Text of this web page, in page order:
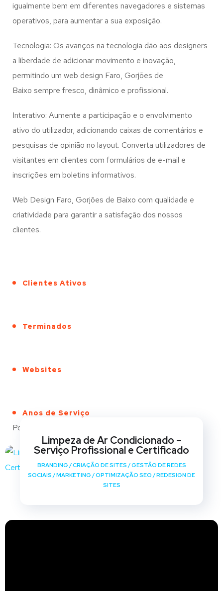
igualmente bem em diferentes navegadores e sistemas
operativos, para aumentar a sua exposição.
Tecnologia: Os avanços na tecnologia dão aos designers
a liberdade de adicionar movimento e inovação,
permitindo um web design Faro, Gorjões de
Baixo sempre fresco, dinâmico e profissional.
Interativo: Aumente a participação e o envolvimento
ativo do utilizador, adicionando caixas de comentários e
pesquisas de opinião no layout. Converta utilizadores de
visitantes em clientes com formulários de e-mail e
inscrições em boletins informativos.
Web Design Faro, Gorjões de Baixo com qualidade e
criatividade para garantir a satisfação dos nossos
clientes.
Clientes Ativos
Terminados
Websites
Anos de Serviço
Portfólio
Limpeza de Ar Condicionado –
Serviço Profissional e Certificado
BRANDING /CRIAÇÃO DE SITES /GESTÃO DE REDES
SOCIAIS /MARKETING /OPTIMIZAÇÃO SEO /REDESIGN DE
SITES